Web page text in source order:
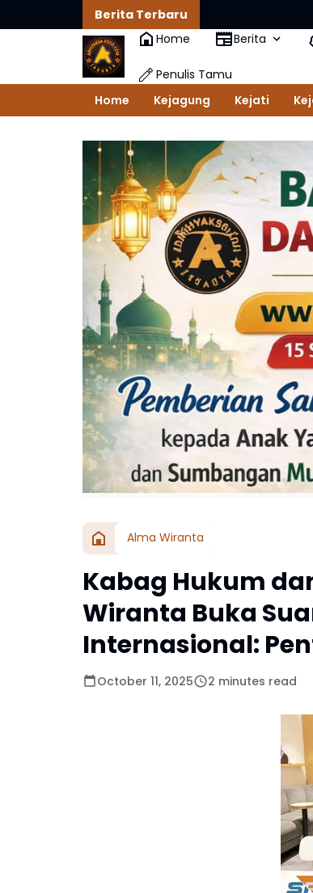
Berita Terbaru
Home
Berita
Penulis Tamu
Home
Kejagung Kejati
Alma Wiranta
Kabag Hukum
Wiranta Buka
Internasional:
October 11, 2025 2 minutes read